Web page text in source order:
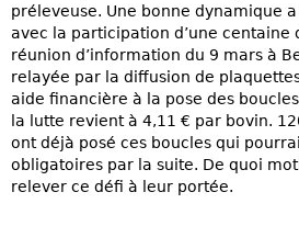
préleveuse. Une bonne dynamique a
avec la participation d’une centaine
réunion d’information du 9 mars à
relayée par la diffusion de
aide financière à la pose des
la lutte revient à 4,11 € par bovin.
ont déjà posé ces boucles qui
obligatoires par la suite. De quoi
relever ce défi à leur portée.